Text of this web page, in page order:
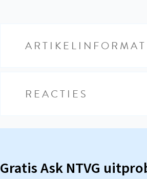
REACTIES
Gratis Ask NTVG